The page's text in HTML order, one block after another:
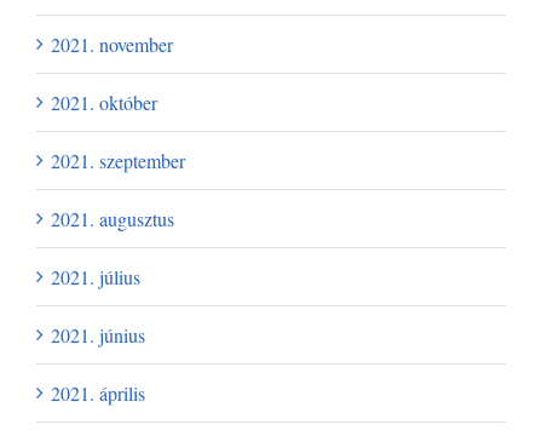
2021. november
2021. október
2021. szeptember
2021. augusztus
2021. július
2021. június
2021. április